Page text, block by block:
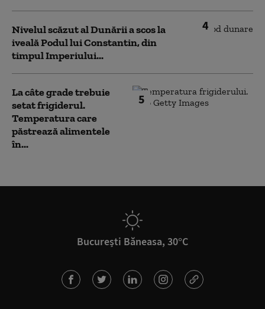
4
Nivelul scăzut al Dunării a scos la
iveală Podul lui Constantin, din
timpul Imperiului...
5
La câte grade trebuie
setat frigiderul.
Temperatura care
păstrează alimentele
în...
București Băneasa, 30°C